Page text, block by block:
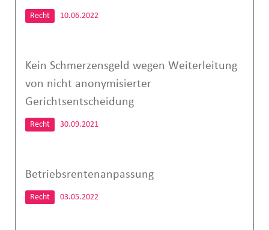
Recht 10.06.2022
Kein Schmerzensgeld wegen Weiterleitung
von nicht anonymisierter
Gerichtsentscheidung
Recht 30.09.2021
Betriebsrentenanpassung
Recht 03.05.2022